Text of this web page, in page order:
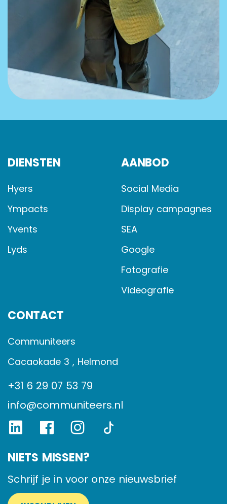
DIENSTEN
Hyers
Ympacts
Yvents
Lyds
AANBOD
Social Media
Display campagnes
SEA
Google
Fotografie
Videografie
CONTACT
Communiteers
Cacaokade 3 , Helmond
+31 6 29 07 53 79
info@communiteers.nl
NIETS MISSEN?
Schrijf je in voor onze nieuwsbrief